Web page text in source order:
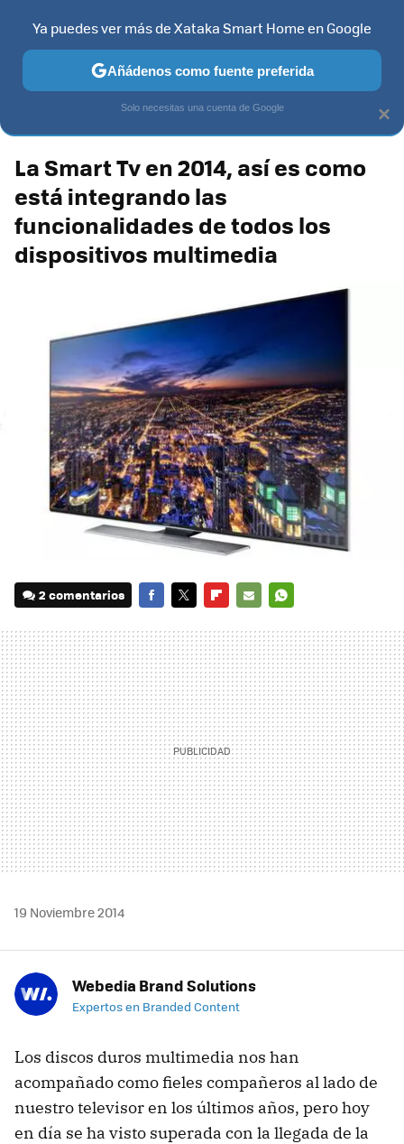
marca que se menciona+info
Samsung Curved UHD TV
La Smart Tv en 2014, así es como
está integrando las
funcionalidades de todos los
dispositivos multimedia
2 comentarios
MAIL
19 Noviembre 2014
Webedia Brand Solutions
Expertos en Branded Content
Los discos duros multimedia nos han
acompañado como fieles compañeros al lado de
nuestro televisor en los últimos años, pero hoy
en día se ha visto superada con la llegada de la
×
Ya puedes ver más de Xataka Smart Home en Google
Añádenos como fuente preferida
Solo necesitas una cuenta de Google